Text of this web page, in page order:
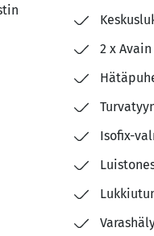
2 x Avain
Isofix-